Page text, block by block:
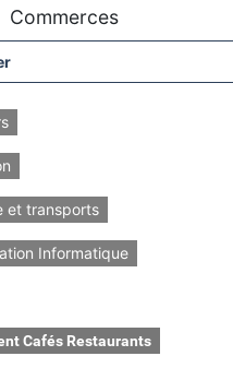
Commerces
et transports
Informatique
Cafés Restaurants